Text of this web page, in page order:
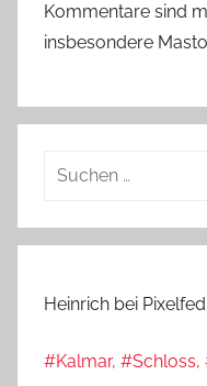
Kommentare sind
insbesondere
Suchen
Heinrich bei
#Kalmar,